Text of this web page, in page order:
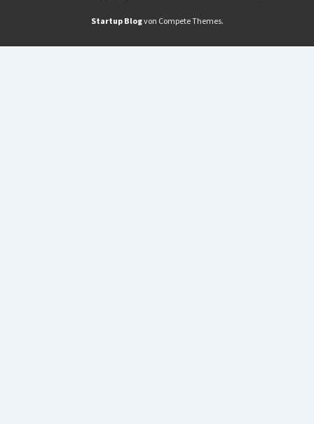
Startup Blogvon Compete Themes.